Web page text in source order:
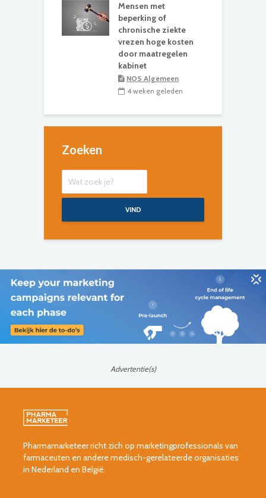
Mensen met
beperking of
chronische ziekte
vrezen hoge kosten
door maatregelen
kabinet
NOS Algemeen
4 weken geleden
Zoeken
VIND
Advertentie(s)
Pharmamarketeer richt zich op marketingprofessionals van
farmaceuten en andere medisch-gerelateerde organisaties
in Nederland en België.